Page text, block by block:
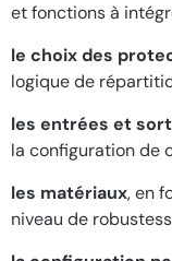
et fonctions à
le choix des
logique de
les entrées et
la configuration de
les matériaux, en
niveau de